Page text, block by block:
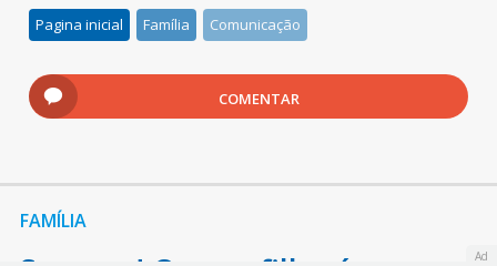
Pagina inicial Família Comunicação
COMENTAR
FAMÍLIA
Ad